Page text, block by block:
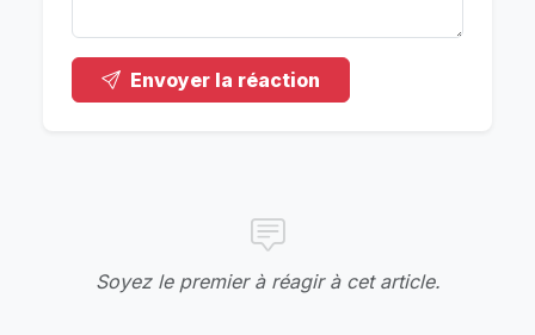
Envoyer la réaction
Soyez le premier à réagir à cet article.